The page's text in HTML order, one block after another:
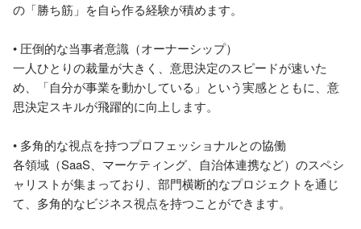
の「勝ち筋」を自ら作る経験が積めます。
• 圧倒的な当事者意識（オーナーシップ）
一人ひとりの裁量が大きく、意思決定のスピードが速いた
め、「自分が事業を動かしている」という実感とともに、意
思決定スキルが飛躍的に向上します。
• 多角的な視点を持つプロフェッショナルとの協働
各領域（SaaS、マーケティング、自治体連携など）のスペシ
ャリストが集まっており、部門横断的なプロジェクトを通じ
て、多角的なビジネス視点を持つことができます。